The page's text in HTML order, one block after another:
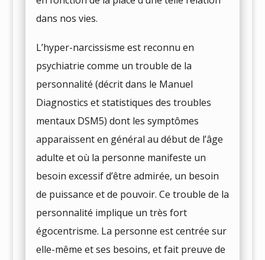
dans nos vies.
L’hyper-narcissisme est reconnu en
psychiatrie comme un trouble de la
personnalité (décrit dans le Manuel
Diagnostics et statistiques des troubles
mentaux DSM5) dont les symptômes
apparaissent en général au début de l’âge
adulte et où la personne manifeste un
besoin excessif d’être admirée, un besoin
de puissance et de pouvoir. Ce trouble de la
personnalité implique un très fort
égocentrisme. La personne est centrée sur
elle-même et ses besoins, et fait preuve de